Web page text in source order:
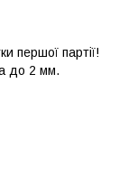
першої партії!
до 2 мм.